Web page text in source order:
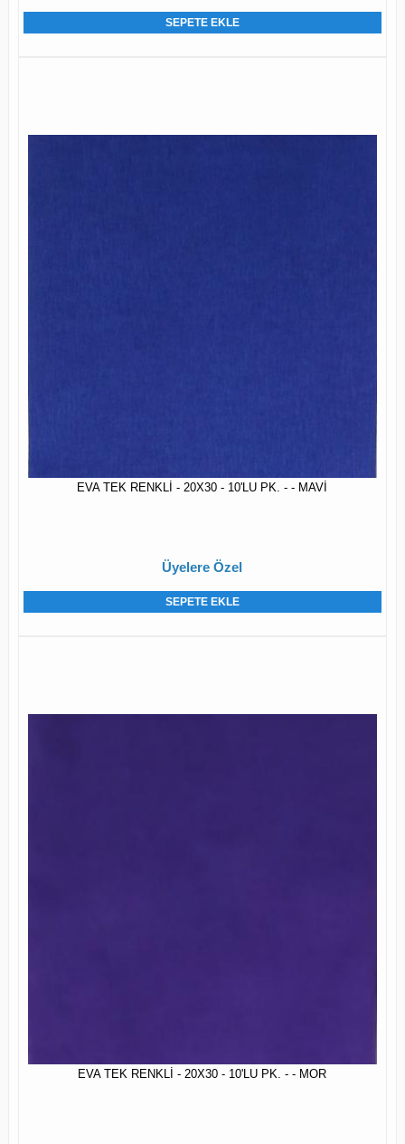
SEPETE EKLE
EVA TEK RENKLİ - 20X30 - 10'LU PK. - - MAVİ
Üyelere Özel
SEPETE EKLE
EVA TEK RENKLİ - 20X30 - 10'LU PK. - - MOR